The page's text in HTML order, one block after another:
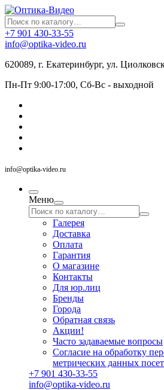
+7 901 430-33-55
info@optika-video.ru
620089, г. Екатеринбург, ул.
Пн-Пт 9:00-17:00, Сб-Вс - выходной
info@optika-video.ru
Меню
Галерея
Доставка
Оплата
Гарантия
О магазине
Контакты
Для юр.лиц
Бренды
Города
Обратная связь
Акции!
Часто задаваемые вопросы
Согласие на обработку
метрических данных
+7 901 430-33-55
info@optika-video.ru